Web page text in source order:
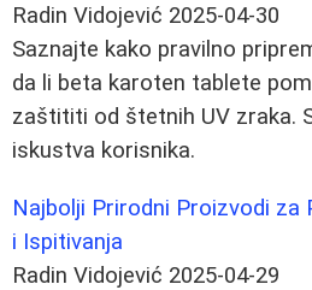
Radin Vidojević 2025-04-30
Saznajte kako pravilno
da li beta karoten tablete
zaštititi od štetnih UV zraka.
iskustva korisnika.
Najbolji Prirodni Proizvodi za
i Ispitivanja
Radin Vidojević 2025-04-29